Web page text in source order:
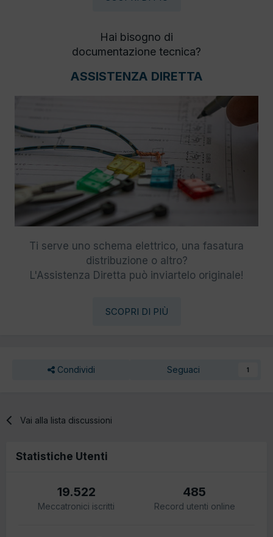
Hai bisogno di
documentazione tecnica?
ASSISTENZA DIRETTA
Ti serve uno schema elettrico, una fasatura
distribuzione o altro?
L'Assistenza Diretta può inviartelo originale!
SCOPRI DI PIÙ
Condividi Seguaci 1
Vai alla lista discussioni
Statistiche Utenti
19.522
Meccatronici iscritti
485
Record utenti online